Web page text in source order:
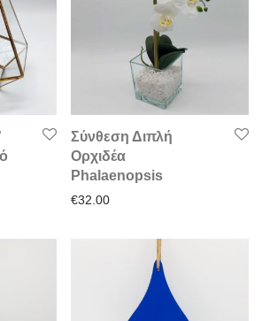
€45.00.
τιμή είναι: €30.00.
Σύνθεση Διπλή
Ορχιδέα
Phalaenopsis
€32.00